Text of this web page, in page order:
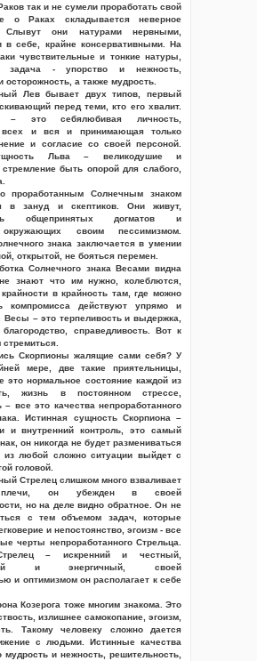
так и не сумели проработать свой
о Раках складывается неверное
Слывут они натурами нервными,
в себе, крайне консервативными. На
чувствительные и тонкие натуры,
задача - упорство и нежность,
осторожность, а также мудрость.
Лев бывает двух типов, первый
перед теми, кто его хвалит.
– это себялюбивая личность,
всех и вся и принимающая только
и согласие со своей персоной.
Льва – великодушие и
стремление быть опорой для слабого,
проработанным Солнечным знаком
в зануд и скептиков. Они живут,
общепринятых догматов и
своим пессимизмом.
знака заключается в умении
открытой, не бояться перемен.
Солнечного знака Весами видна
знают что им нужно, колеблются,
в крайность там, где можно
компромисса действуют упрямо и
Весы – это терпеливость и выдержка,
справедливость. Вот к
Скорпионы жалящие сами себя? У
мере, две такие приятельницы,
это нормальное состояние каждой из
жизнь в постоянном стрессе,
– все это качества непроработанного
Истинная сущность Скорпиона –
и внутренний контроль, это самый
он никогда не будет размениваться
любой сложно ситуации выйдет с
головой.
Стрелец слишком много взваливает
он убежден в своей
но на деле видно обратное. Он не
с тем объемом задач, которые
и непостоянство, эгоизм - все
черты непроработанного Стрельца.
– искренний и честный,
и энергичный, своей
и оптимизмом он располагает к себе
Козерога тоже многим знакома. Это
излишнее самокопание, эгоизм,
Такому человеку сложно дается
с людьми. Истинные качества
мудрость и нежность, решительность,